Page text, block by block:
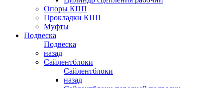
Опоры КПП
Прокладки КПП
Муфты
Подвеска
Подвеска
назад
Сайлентблоки
Сайлентблоки
назад